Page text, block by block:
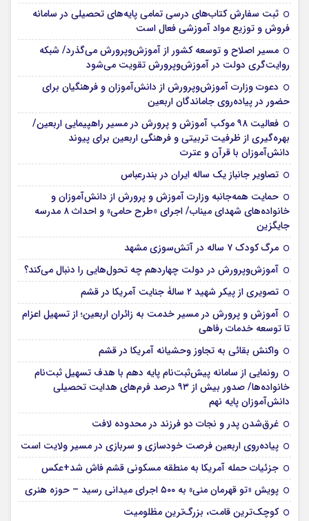
ثبت سفارش کتاب‌های درسی تمامی پایه‌های تحصیلی در سامانه
فروش و توزیع مواد آموزشی فعال است
مسیر اصلاح و توسعه کشور از آموزش‌وپرورش می‌گذرد/ شبکه
روایت‌‌گری دولت در آموزش‌وپرورش تقویت می‌شود
دعوت وزارت آموزش‌وپرورش از دانش‌آموزان و فرهنگیان برای
حضور در پیاده‌روی جاماندگان اربعین
فعالیت ۹۸ موکب آموزش و پرورش در مسیر راهپیمایی اربعین/
بهره‌گیری از ظرفیت تربیتی و فرهنگی اربعین برای پیوند
دانش‌آموزان با قرآن و عترت
تصاویر جانباز یک ساله ایران در بندرعباس
حمایت همه‌جانبه وزارت آموزش و پرورش از دانش‌آموزان و
خانواده‌های شهدای میناب/ اجرای «طرح حامی» و احداث ۸ مدرسه
جایگزین
مرگ کودک ۷ ساله در آتش‌سوزی مشهد
آموزش‌وپرورش در دولت چهاردهم چه تحول‌هایی را دنبال می‌کند؟
تصویری از پیکر شهید ۲ سالۀ جنایت آمریکا در قشم
آموزش و پرورش در مسیر خدمت به زائران اربعین؛ از تسهیل اعزام
تا توسعه خدمات رفاهی
واکنش بقائی به تجاوز وحشیانه آمریکا در قشم
رونمایی از سامانه پیش‌ثبت‌نام پایه دهم با هدف تسهیل ثبت‌نام
خانواده‌ها/ صدور بیش از ۹۳ درصد فرم‌های هدایت تحصیلی
دانش‌آموزان پایه نهم
غرق‌شدن پدر و نجات دو فرزند در محدوده لافت
پیاده‌روی اربعین فرصت خودسازی و سربازی در مسیر ولایت است
جزئیات حمله آمریکا به منطقه مسکونی قشم فاش شد+عکس
پویش «تو قهرمان منی» به ۵۰۰ اجرای میدانی رسید – حوزه هنری
کوچک‌ترین قامت، بزرگ‌ترین مظلومیت